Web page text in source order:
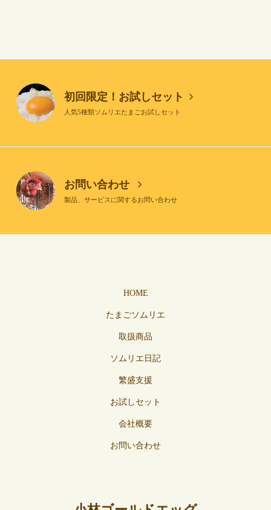
初回限定！お試しセット
人気5種類ソムリエたまごお試しセット
お問い合わせ
製品、サービスに関するお問い合わせ
HOME
たまごソムリエ
取扱商品
ソムリエ日記
繁盛支援
お試しセット
会社概要
お問い合わせ